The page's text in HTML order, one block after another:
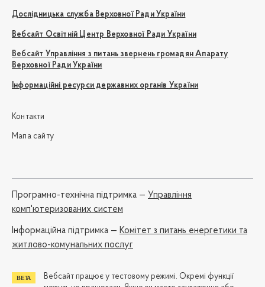
Дослідницька служба Верховної Ради України
Вебсайт Освітній Центр Верховної Ради України
Вебсайт Управління з питань звернень громадян Апарату
Верховної Ради України
Інформаційні ресурси державних органів України
Контакти
Мапа сайту
Програмно-технічна підтримка — Управління
комп'ютеризованих систем
Iнформаційна підтримка — Комітет з питань енергетики та
житлово-комунальних послуг
Вебсайт працює у тестовому режимі. Окремі функції